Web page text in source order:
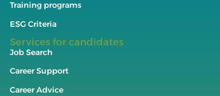
Training programs
ESG Criteria
Services for candidates
Job Search
Career Support
Career Advice